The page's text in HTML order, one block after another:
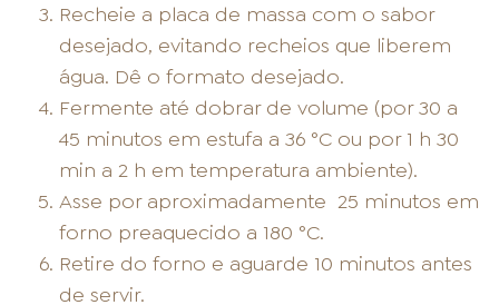
Recheie a placa de massa com o sabor
desejado, evitando recheios que liberem
água. Dê o formato desejado.
Fermente até dobrar de volume (por 30 a
45 minutos em estufa a 36 °C ou por 1 h 30
min a 2 h em temperatura ambiente).
Asse por aproximadamente 25 minutos em
forno preaquecido a 180 °C.
Retire do forno e aguarde 10 minutos antes
de servir.